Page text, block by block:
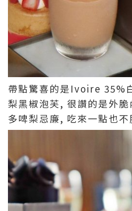
帶點驚喜的是Ivoire 35%
梨黑椒泡芙, 很讚的是外
多啤梨忌廉, 吃來一點也不